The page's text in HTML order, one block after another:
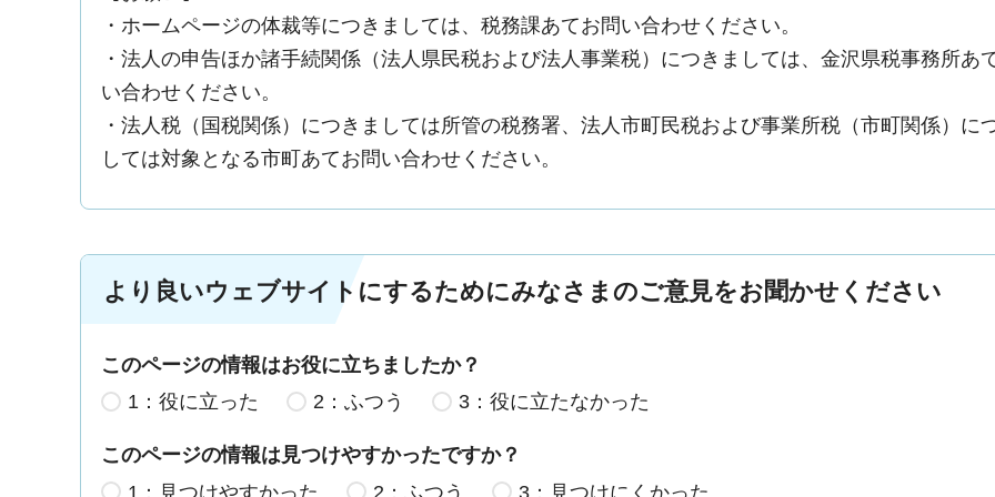
・ホームページの体裁等につきましては、税務課あてお問い合わせください。
・法人の申告ほか諸手続関係（法人県民税および法人事業税）につきましては、金沢県税事務所あ
い合わせください。
・法人税（国税関係）につきましては所管の税務署、法人市町民税および事業所税（市町関係）に
しては対象となる市町あてお問い合わせください。
より良いウェブサイトにするためにみなさまのご意見をお聞かせください
このページの情報はお役に立ちましたか？
1：役に立った
2：ふつう 3：役に立たなかった
このページの情報は見つけやすかったですか？